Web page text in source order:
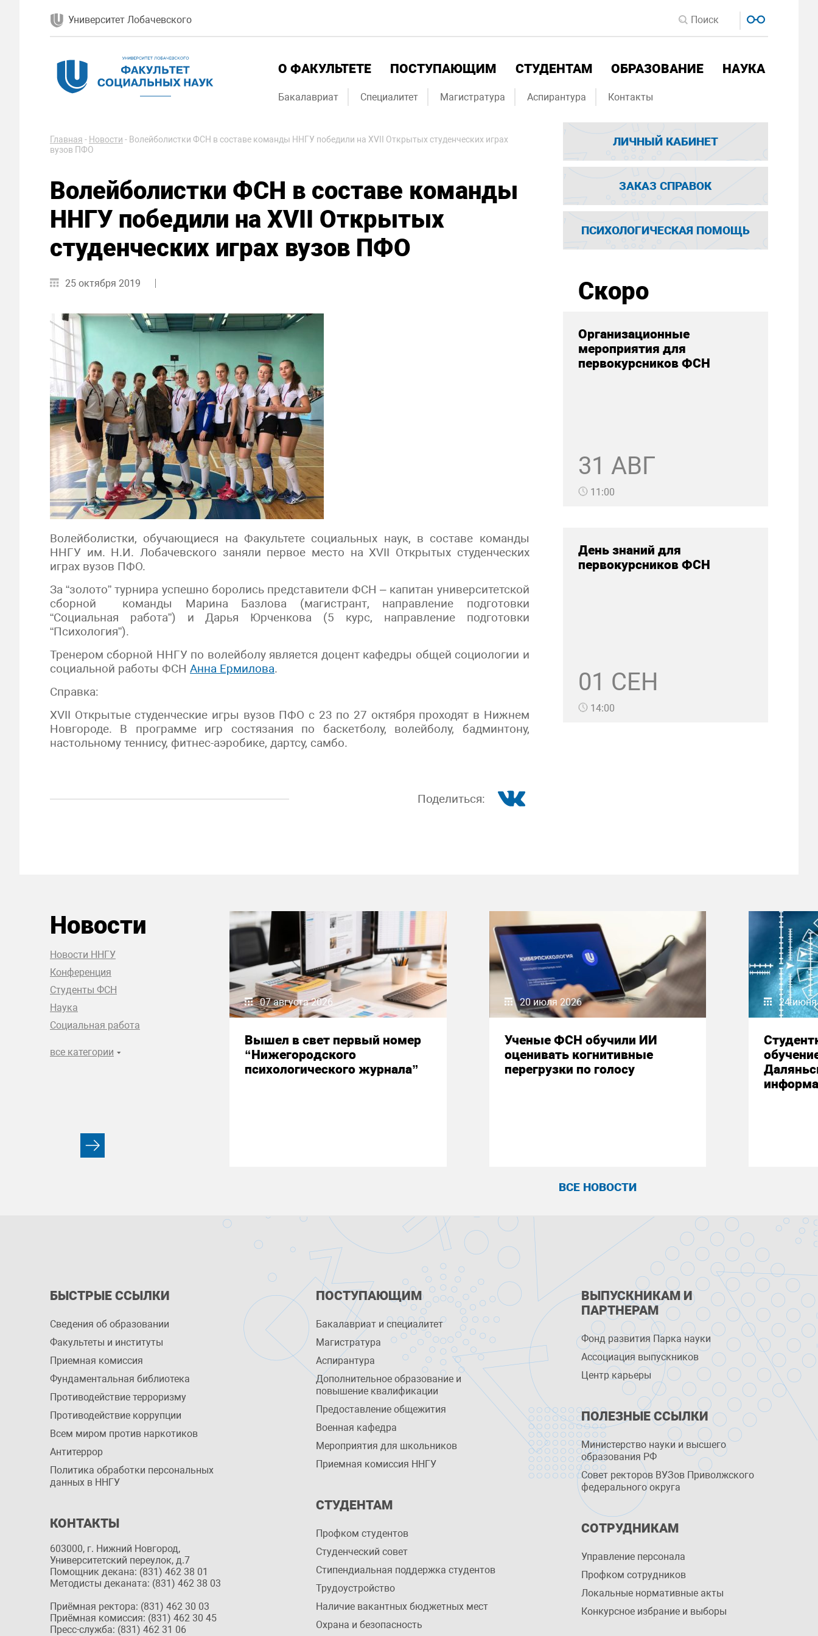
Университет Лобачевского
О ФАКУЛЬТЕТЕ ПОСТУПАЮЩИМ СТУДЕНТАМ ОБРАЗОВАНИЕ НАУКА
Бакалавриат Специалитет Магистратура Аспирантура Контакты
Главная - Новости - Волейболистки ФСН в составе команды ННГУ победили на XVII Открытых студенческих играх
вузов ПФО
Волейболистки ФСН в составе команды
ННГУ победили на XVII Открытых
студенческих играх вузов ПФО
25 октября 2019
Волейболистки, обучающиеся на Факультете социальных наук, в составе команды
ННГУ им. Н.И. Лобачевского заняли первое место на XVII Открытых студенческих
играх вузов ПФО.
За “золото” турнира успешно боролись представители ФСН – капитан университетской
сборной команды Марина Базлова (магистрант, направление подготовки
“Социальная работа”) и Дарья Юрченкова (5 курс, направление подготовки
“Психология”).
Тренером сборной ННГУ по волейболу является доцент кафедры общей социологии и
социальной работы ФСН Анна Ермилова.
Справка:
XVII Открытые студенческие игры вузов ПФО с 23 по 27 октября проходят в Нижнем
Новгороде. В программе игр состязания по баскетболу, волейболу, бадминтону,
настольному теннису, фитнес-аэробике, дартсу, самбо.
Поделиться:
ЛИЧНЫЙ КАБИНЕТ
ЗАКАЗ СПРАВОК
ПСИХОЛОГИЧЕСКАЯ ПОМОЩЬ
Скоро
Организационные
мероприятия для
первокурсников ФСН
31 АВГ
11:00
День знаний для
первокурсников ФСН
01 СЕН
14:00
Новости
Новости ННГУ
Конференция
Студенты ФСН
Наука
Социальная работа
все категории
07 августа 2026
Вышел в свет первый номер
“Нижегородского
психологического журнала”
20 июля 2026
Ученые ФСН обучили ИИ
оценивать когнитивные
перегрузки по голосу
24
ВСЕ НОВОСТИ
БЫСТРЫЕ ССЫЛКИ
Сведения об образовании
Факультеты и институты
Приемная комиссия
Фундаментальная библиотека
Противодействие терроризму
Противодействие коррупции
Всем миром против наркотиков
Антитеррор
Политика обработки персональных
данных в ННГУ
КОНТАКТЫ
603000, г. Нижний Новгород,
Университетский переулок, д.7
Помощник декана: (831) 462 38 01
Методисты деканата: (831) 462 38 03
Приёмная ректора: (831) 462 30 03
Приёмная комиссия: (831) 462 30 45
Пресс-служба: (831) 462 31 06
ПОСТУПАЮЩИМ
Бакалавриат и специалитет
Магистратура
Аспирантура
Дополнительное образование и
повышение квалификации
Предоставление общежития
Военная кафедра
Мероприятия для школьников
Приемная комиссия ННГУ
СТУДЕНТАМ
Профком студентов
Студенческий совет
Стипендиальная поддержка студентов
Трудоустройство
Наличие вакантных бюджетных мест
Охрана и безопасность
ВЫПУСКНИКАМ И
ПАРТНЕРАМ
Фонд развития Парка науки
Ассоциация выпускников
Центр карьеры
ПОЛЕЗНЫЕ ССЫЛКИ
Министерство науки и высшего
образования РФ
Совет ректоров ВУЗов Приволжского
федерального округа
СОТРУДНИКАМ
Управление персоналa
Профком сотрудников
Локальные нормативные акты
Конкурсное избрание и выборы